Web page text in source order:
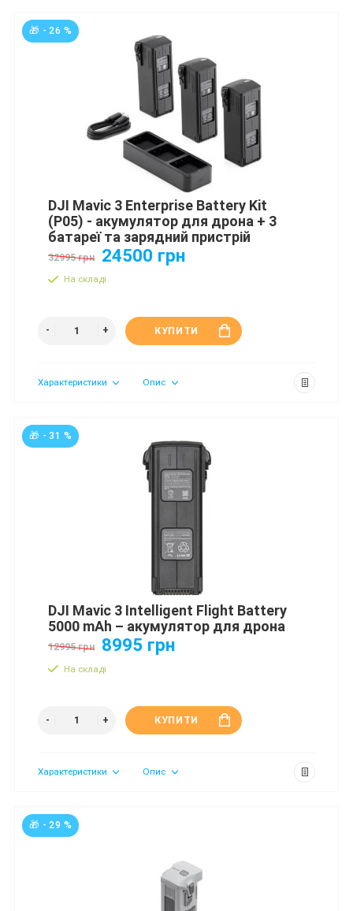
🎁 - 26 %
DJI Mavic 3 Enterprise Battery Kit
(P05) - акумулятор для дрона + 3
батареї та зарядний пристрій
32995 грн 24500 грн
На складі
КУПИТИ
Характеристики Опис
🎁 - 31 %
DJI Mavic 3 Intelligent Flight Battery
5000 mAh – акумулятор для дрона
12995 грн 8995 грн
На складі
КУПИТИ
Характеристики Опис
🎁 - 29 %